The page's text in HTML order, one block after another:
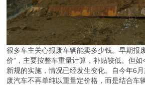
很多车主关心报废车辆能卖多少钱。早期报
价”，主要按整车重量计算，补贴较低。但
新规的实施，情况已经发生变化。自今年6
废汽车不再单纯以重量定价格，而是结合车